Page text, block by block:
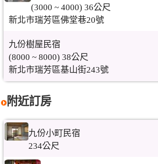
(3000 ~ 4000) 36公尺
新北市瑞芳區佛堂巷20號
九份樹屋民宿
(8000 ~ 8000) 38公尺
新北市瑞芳區基山街243號
附近訂房
九份小町民宿
234公尺